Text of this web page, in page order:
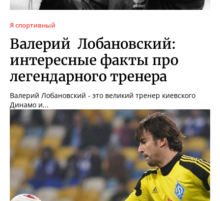
Я спортивный
Валерий Лобановский:
интересные факты про
легендарного тренера
Валерий Лобановский - это великий тренер киевского
Динамо и...